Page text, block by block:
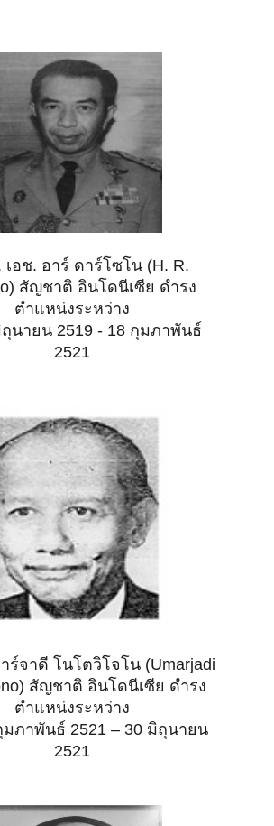
เอช. อาร์ ดาร์โซโน (H. R.
สัญชาติ อินโดนีเซีย ดำรง
ตำแหน่งระหว่าง
นายน 2519 - 18 กุมภาพันธ์
2521
ร์จาดี โนโตวิโจโน (Umarjadi
สัญชาติ อินโดนีเซีย ดำรง
ตำแหน่งระหว่าง
มภาพันธ์ 2521 – 30 มิถุนายน
2521